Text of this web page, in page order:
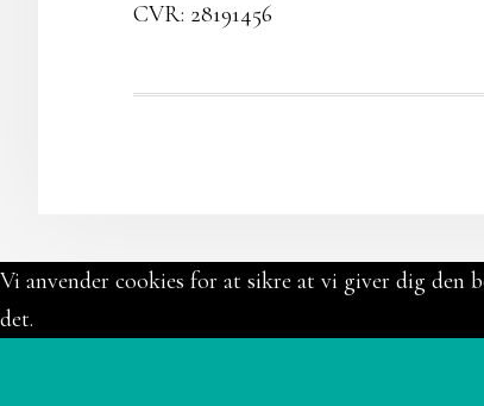
CVR: 28191456
Vi anvender cookies for at sikre at vi giver dig den
det.